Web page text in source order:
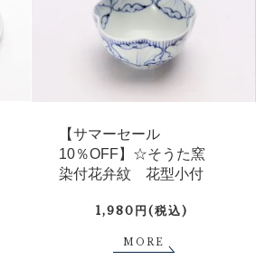
【サマーセール
10％OFF】☆そうた窯
染付花弁紋 花型小付
1,980円(税込)
MORE